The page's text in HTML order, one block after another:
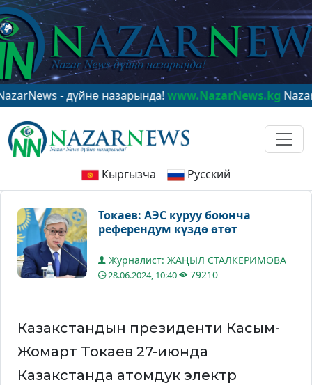
- дүйнө назарында!www.NazarNews.kgNazarNews
Кыргызча Русский
Токаев: АЭС куруу боюнча
референдум күздө өтөт
Журналист: ЖАҢЫЛ СТАЛКЕРИМОВА
28.06.2024, 10:40 79210
Казакстандын президенти Касым-
Жомарт Токаев 27-июнда
Казакстанда атомдук электр